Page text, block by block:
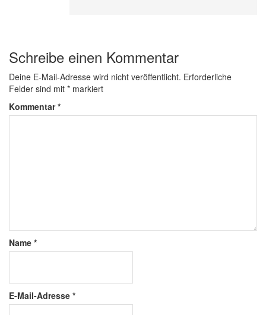
Schreibe einen Kommentar
Deine E-Mail-Adresse wird nicht veröffentlicht. Erforderliche
Felder sind mit * markiert
Kommentar*
Name *
E-Mail-Adresse *